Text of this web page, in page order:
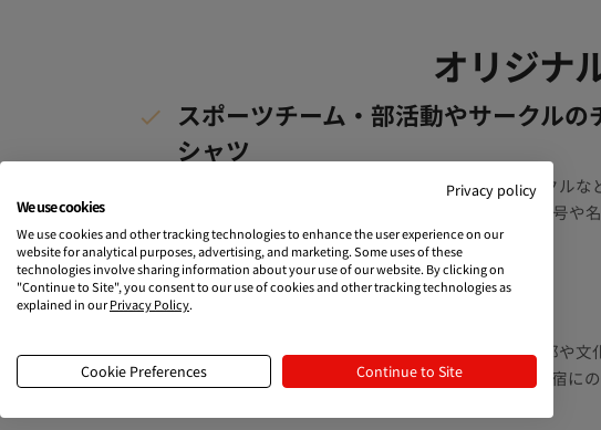
オリジナ
スポーツチーム・部活動やサークルの
シャツ
バスケットボールやサッカーなどの運動部やサークルな
ムメイトとお揃いのTシャツを作りませんか。背番号や
れます。
文化部のオリジナル部活Tシャツ
運動部だけでなく、吹奏楽部や合唱部などの文化部や文
でも、オリジナルチームTシャツを作って練習や合宿に
Privacy policy
We use cookies
We use cookies and other tracking technologies to enhance the user experience on our
website for analytical purposes, advertising, and marketing. Some uses of these
technologies involve sharing information about your use of our website. By clicking on
"Continue to Site", you consent to our use of cookies and other tracking technologies as
explained in ourPrivacy Policy.
Cookie Preferences Continue to Site